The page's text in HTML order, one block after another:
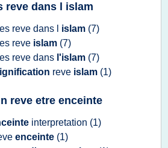
reve dans l islam
reve dans l islam (7)
reve islam (7)
reve dans l'islam (7)
reve islam (1)
reve etre enceinte
interpretation (1)
enceinte (1)